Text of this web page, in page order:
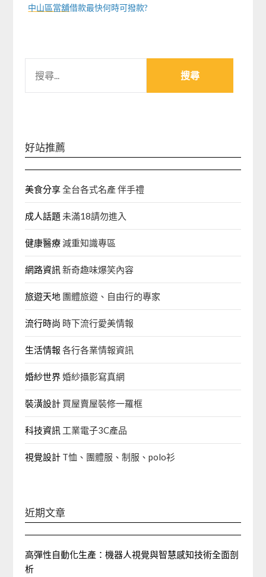
中山區當舖借款最快何時可撥款?
關
好站推薦
美食分享全台各式名產 伴手禮
成人話題 未滿18請勿進入
健康醫療減重知識專區
網路資訊 新奇趣味爆笑內容
旅遊天地 團體旅遊、自由行的專家‎
流行時尚 時下流行愛美情報
生活情報 各行各業情報資訊
婚紗世界婚紗攝影寫真網
裝潢設計 買屋賣屋裝修一羅框
科技資訊 工業電子3C產品
視覺設計 T恤、團體服、制服、polo衫
近期文章
高彈性自動化生產：機器人視覺與智慧感知技術全面剖
析